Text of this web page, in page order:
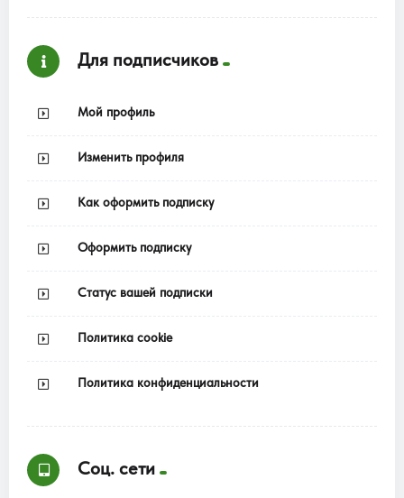
Для подписчиков
Мой профиль
Изменить профиля
Как оформить подписку
Оформить подписку
Статус вашей подписки
Политика cookie
Политика конфиденциальности
Соц. сети